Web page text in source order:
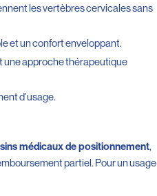
les vertèbres cervicales sans
et un confort enveloppant.
une approche thérapeutique
d’usage.
médicaux de positionnement,
partiel. Pour un usage